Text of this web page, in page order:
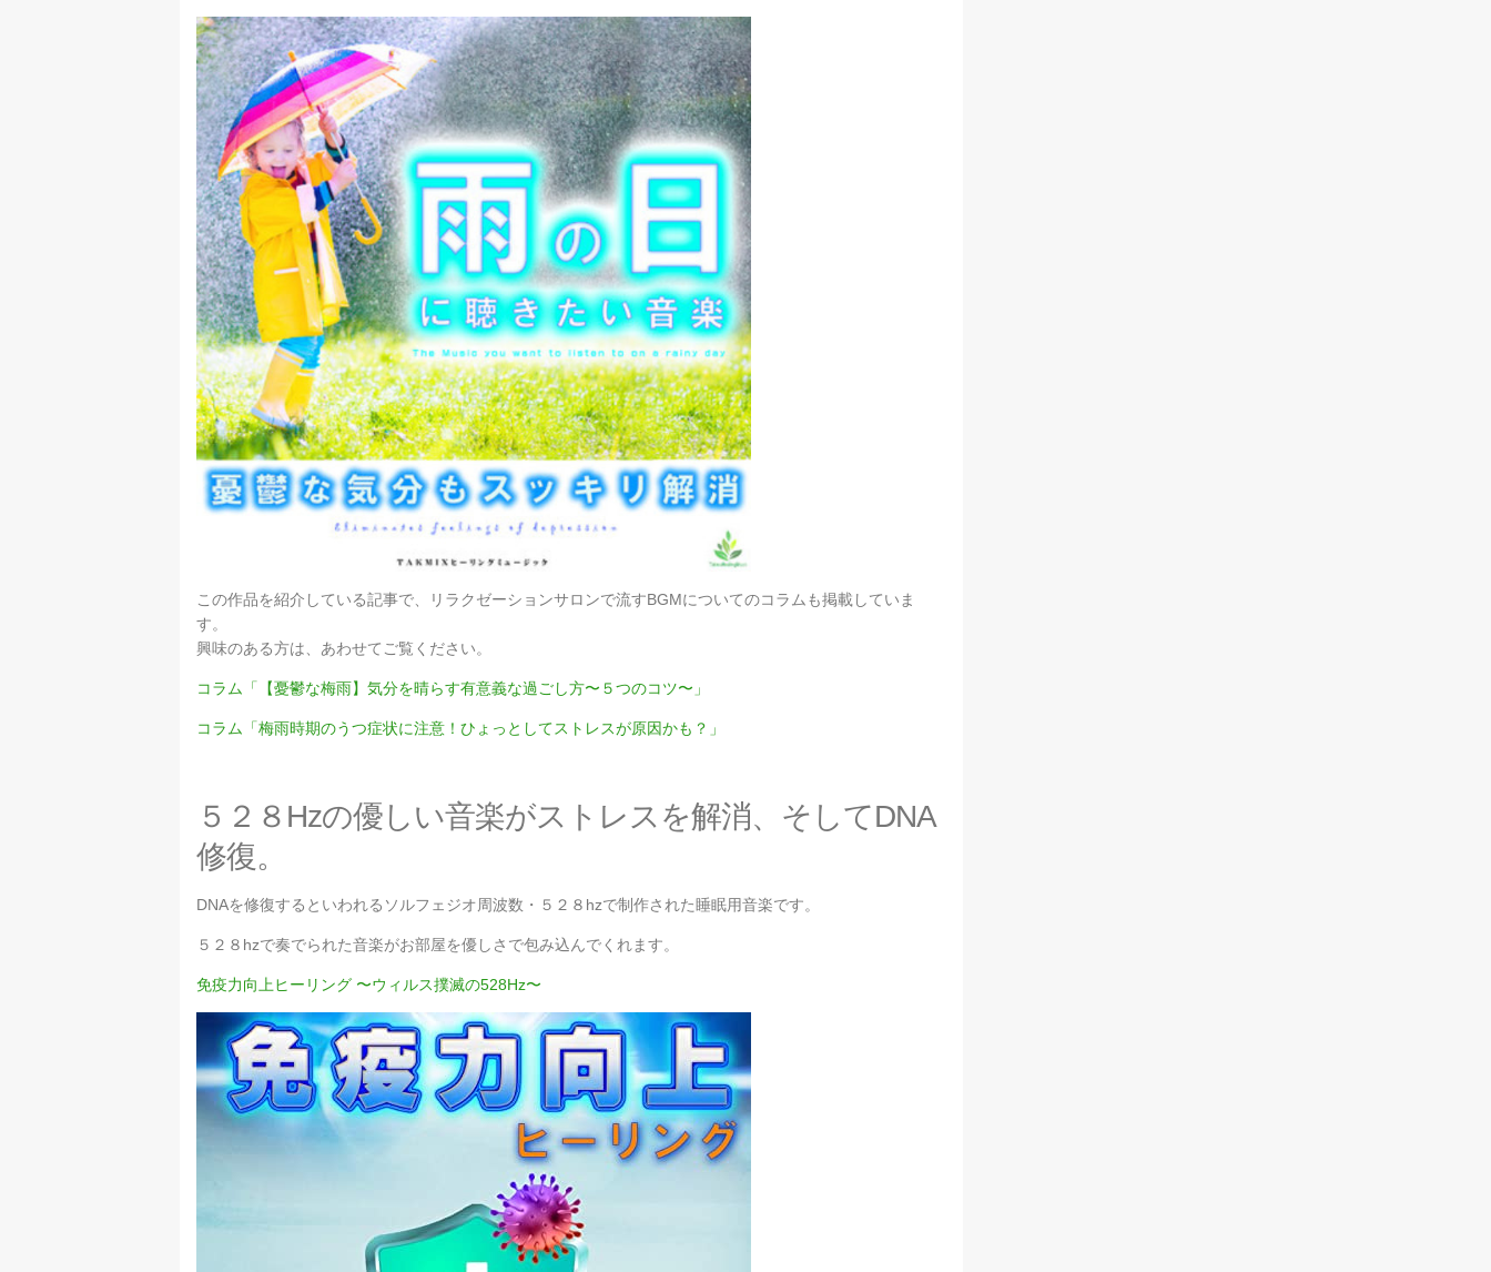
この作品を紹介している記事で、リラクゼーションサロンで流すBGMについてのコラムも掲載していま
す。
興味のある方は、あわせてご覧ください。
コラム「【憂鬱な梅雨】気分を晴らす有意義な過ごし方〜５つのコツ〜」
コラム「梅雨時期のうつ症状に注意！ひょっとしてストレスが原因かも？」
５２８Hzの優しい音楽がストレスを解消、そしてDNA
修復。
DNAを修復するといわれるソルフェジオ周波数・５２８hzで制作された睡眠用音楽です。
５２８hzで奏でられた音楽がお部屋を優しさで包み込んでくれます。
免疫力向上ヒーリング 〜ウィルス撲滅の528Hz〜